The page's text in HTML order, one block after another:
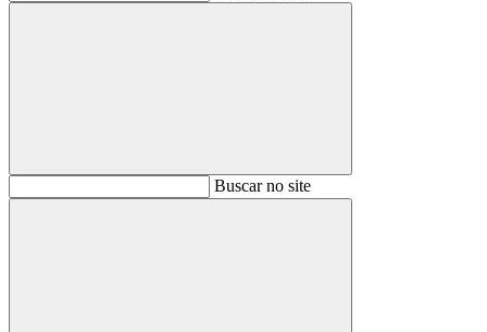
BuscarBuscar no site